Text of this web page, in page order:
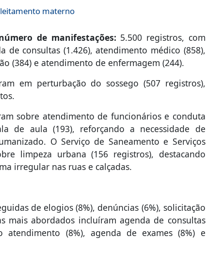
materno
de manifestações: 5.500 registros, com
de consultas (1.426), atendimento médico (858),
(384) e atendimento de enfermagem (244).
em perturbação do sossego (507 registros),
sobre atendimento de funcionários e conduta
de aula (193), reforçando a necessidade de
O Serviço de Saneamento e Serviços
limpeza urbana (156 registros), destacando
irregular nas ruas e calçadas.
de elogios (8%), denúncias (6%), solicitação
mais abordados incluíram agenda de consultas
atendimento (8%), agenda de exames (8%) e